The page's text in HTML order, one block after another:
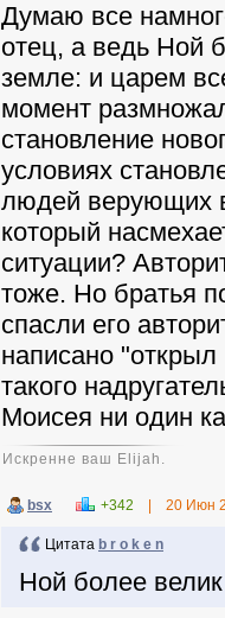
Думаю все
отец, а ведь Ной
земле: и царем
момент
становление
условиях
людей верующих
который
ситуации?
тоже. Но братья
спасли его
написано "открыл
такого
Моисея ни один
Искренне ваш Elijah.
bsx +342 20 Июн
Цитата b r o k e n
Ной более